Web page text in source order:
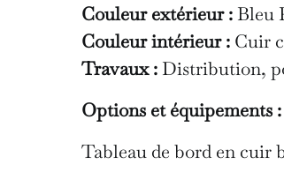
Couleur extérieur : Bleu
Couleur intérieur : Cuir
Travaux : Distribution,
Options et équipements :
Tableau de bord en cuir